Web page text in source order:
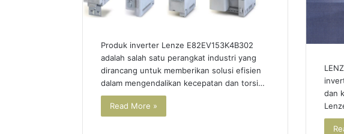
Produk inverter Lenze E82EV153K4B302
adalah salah satu perangkat industri yang
dirancang untuk memberikan solusi efisien
dalam mengendalikan kecepatan dan torsi…
Read More »
dan